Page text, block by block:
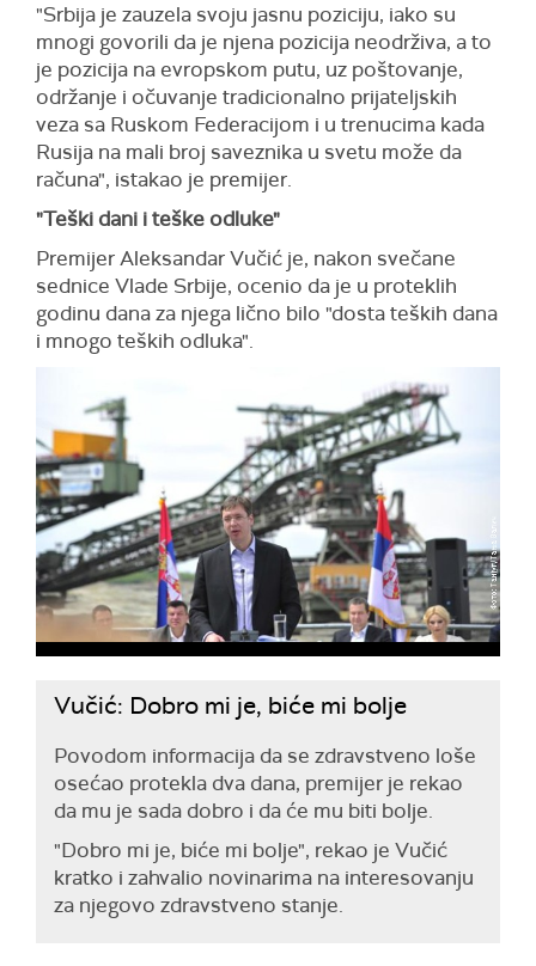
"Srbija je zauzela svoju jasnu poziciju, iako su
mnogi govorili da je njena pozicija neodrživa, a to
je pozicija na evropskom putu, uz poštovanje,
održanje i očuvanje tradicionalno prijateljskih
veza sa Ruskom Federacijom i u trenucima kada
Rusija na mali broj saveznika u svetu može da
računa", istakao je premijer.
"Teški dani i teške odluke"
Premijer Aleksandar Vučić je, nakon svečane
sednice Vlade Srbije, ocenio da je u proteklih
godinu dana za njega lično bilo "dosta teških dana
i mnogo teških odluka".
Vučić: Dobro mi je, biće mi bolje
Povodom informacija da se zdravstveno loše
osećao protekla dva dana, premijer je rekao
da mu je sada dobro i da će mu biti bolje.
"Dobro mi je, biće mi bolje", rekao je Vučić
kratko i zahvalio novinarima na interesovanju
za njegovo zdravstveno stanje.